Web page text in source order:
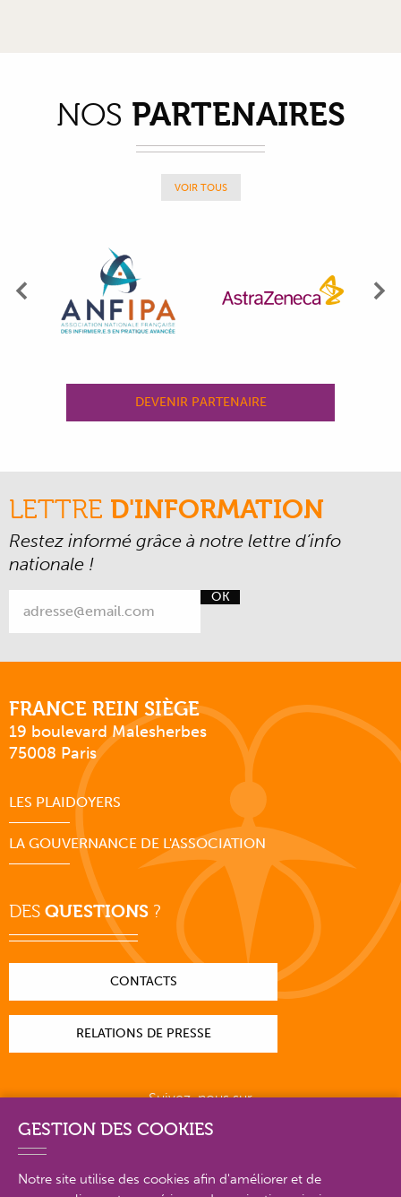
NOS PARTENAIRES
VOIR TOUS
Précédent
DEVENIR PARTENAIRE
LETTRE D'INFORMATION
Restez informé grâce à notre lettre d’info
nationale !
OK
FRANCE REIN SIÈGE
19 boulevard Malesherbes
75008 Paris
LES PLAIDOYERS
LA GOUVERNANCE DE L'ASSOCIATION
DES QUESTIONS ?
CONTACTS
RELATIONS DE PRESSE
Suivez-nous sur
GESTION DES COOKIES
Notre site utilise des cookies afin d'améliorer et de